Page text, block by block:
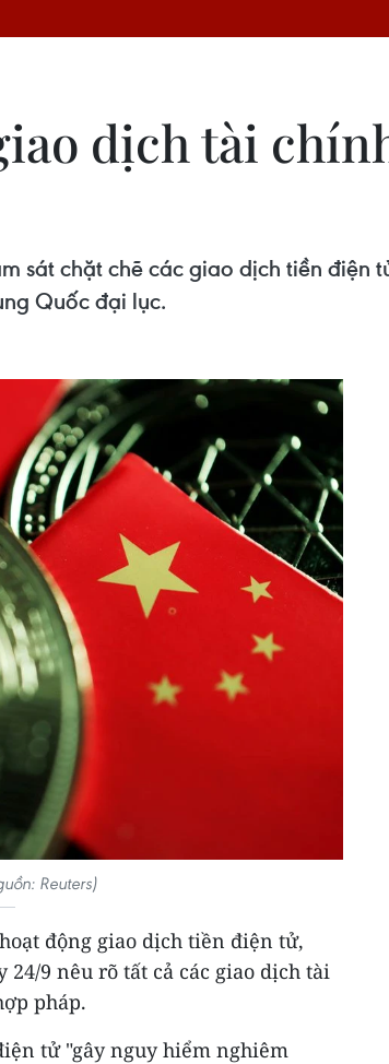
dịch tài
sát chặt chẽ các giao dịch tiền điện
Quốc đại lục.
Reuters)
động giao dịch tiền điện tử,
9 nêu rõ tất cả các giao dịch tài
pháp.
tử "gây nguy hiểm nghiêm